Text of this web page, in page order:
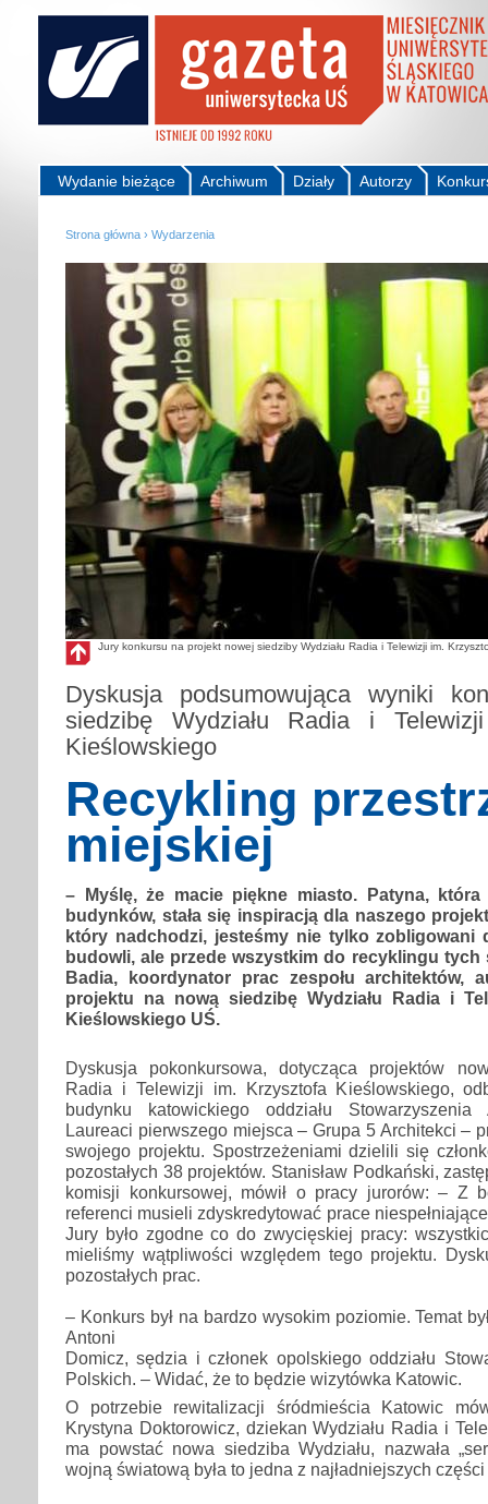
Autorzy
Działy
Archiwum
Wydanie bieżące
Strona główna › Wydarzenia
Jury konkursu na projekt nowej siedziby Wydziału Radia i Telewizji im.
Dyskusja podsumowująca wyniki
siedzibę Wydziału Radia i
Kieślowskiego
Recykling
miejskiej
– Myślę, że macie piękne miasto. Patyna, która
budynków, stała się inspiracją dla naszego
który nadchodzi, jesteśmy nie tylko zobligowani
budowli, ale przede wszystkim do recyklingu tych
Badia, koordynator prac zespołu architektów,
projektu na nową siedzibę Wydziału Radia i
Kieślowskiego UŚ.
Dyskusja pokonkursowa, dotycząca projektów
Radia i Telewizji im. Krzysztofa Kieślowskiego,
budynku katowickiego oddziału Stowarzyszenia
Laureaci pierwszego miejsca – Grupa 5 Architekci –
swojego projektu. Spostrzeżeniami dzielili się
pozostałych 38 projektów. Stanisław Podkański,
komisji konkursowej, mówił o pracy jurorów: – Z
referenci musieli zdyskredytować prace
Jury było zgodne co do zwycięskiej pracy:
mieliśmy wątpliwości względem tego projektu.
pozostałych prac.
– Konkurs był na bardzo wysokim poziomie. Temat
Antoni
Domicz, sędzia i członek opolskiego oddziału
Polskich. – Widać, że to będzie wizytówka Katowic.
O potrzebie rewitalizacji śródmieścia Katowic
Krystyna Doktorowicz, dziekan Wydziału Radia i
ma powstać nowa siedziba Wydziału, nazwała
wojną światową była to jedna z najładniejszych